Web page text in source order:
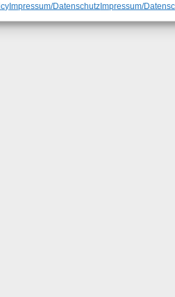
Impressum/DatenschutzImpressum/